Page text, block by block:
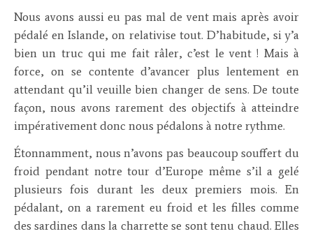
Nous avons aussi eu pas mal de vent mais après avoir
pédalé en Islande, on relativise tout. D’habitude, si y’a
bien un truc qui me fait râler, c’est le vent ! Mais à
force, on se contente d’avancer plus lentement en
attendant qu’il veuille bien changer de sens. De toute
façon, nous avons rarement des objectifs à atteindre
impérativement donc nous pédalons à notre rythme.
Étonnamment, nous n’avons pas beaucoup souffert du
froid pendant notre tour d’Europe même s’il a gelé
plusieurs fois durant les deux premiers mois. En
pédalant, on a rarement eu froid et les filles comme
des sardines dans la charrette se sont tenu chaud. Elles